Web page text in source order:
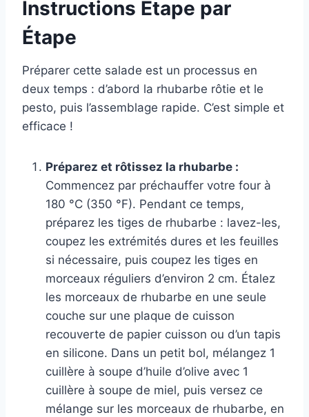
Instructions Étape par
Étape
Préparer cette salade est un processus en
deux temps : d’abord la rhubarbe rôtie et le
pesto, puis l’assemblage rapide. C’est simple et
efficace !
Préparez et rôtissez la rhubarbe :
Commencez par préchauffer votre four à
180 °C (350 °F). Pendant ce temps,
préparez les tiges de rhubarbe : lavez-les,
coupez les extrémités dures et les feuilles
si nécessaire, puis coupez les tiges en
morceaux réguliers d’environ 2 cm. Étalez
les morceaux de rhubarbe en une seule
couche sur une plaque de cuisson
recouverte de papier cuisson ou d’un tapis
en silicone. Dans un petit bol, mélangez 1
cuillère à soupe d’huile d’olive avec 1
cuillère à soupe de miel, puis versez ce
mélange sur les morceaux de rhubarbe, en